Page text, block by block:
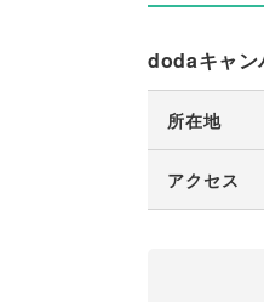
dodaキャン
所在地
アクセス